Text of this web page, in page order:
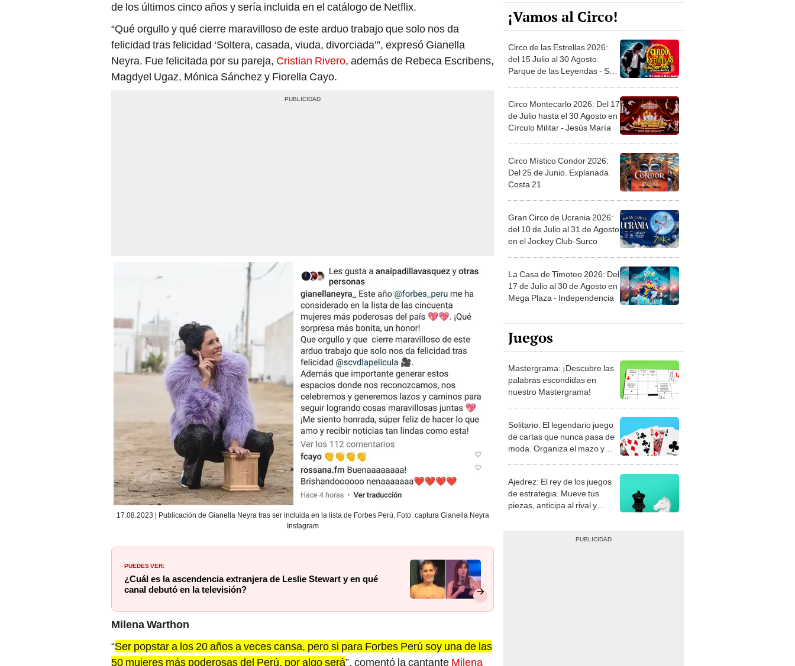
de los últimos cinco años y sería incluida en el catálogo de Netflix.
“Qué orgullo y qué cierre maravilloso de este arduo trabajo que solo nos da
felicidad tras felicidad ‘Soltera, casada, viuda, divorciada’”, expresó Gianella
Neyra. Fue felicitada por su pareja, Cristian Rivero, además de Rebeca Escribens,
Magdyel Ugaz, Mónica Sánchez y Fiorella Cayo.
17.08.2023 | Publicación de Gianella Neyra tras ser incluida en la lista de Forbes Perú. Foto: captura Gianella Neyra
Instagram
PUEDES VER:
¿Cuál es la ascendencia extranjera de Leslie Stewart y en qué
canal debutó en la televisión?
Milena Warthon
“Ser popstar a los 20 años a veces cansa, pero si para Forbes Perú soy una de las
50 mujeres más poderosas del Perú, por algo será”, comentó la cantante Milena
¡Vamos al Circo!
Circo de las Estrellas 2026:
del 15 Julio al 30 Agosto.
Parque de las Leyendas - San
Circo Montecarlo 2026: Del 17
de Julio hasta el 30 Agosto en
Círculo Militar - Jesús María
Circo Místico Condor 2026:
Del 25 de Junio. Explanada
Costa 21
Gran Circo de Ucrania 2026:
del 10 de Julio al 31 de Agosto
en el Jockey Club-Surco
La Casa de Timoteo 2026: Del
17 de Julio al 30 de Agosto en
Mega Plaza - Independencia
Juegos
Mastergrama: ¡Descubre las
palabras escondidas en
nuestro Mastergrama!
Solitario: El legendario juego
de cartas que nunca pasa de
moda. Organiza el mazo y
Ajedrez: El rey de los juegos
de estrategia. Mueve tus
piezas, anticipa al rival y